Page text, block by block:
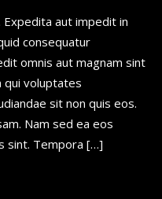
aut impedit in
consequatur
omnis aut magnam sint
qui voluptates
sit non quis eos.
Nam sed ea eos
sint. Tempora […]